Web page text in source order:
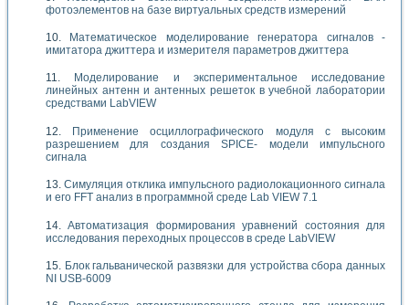
фотоэлементов на базе виртуальных средств измерений
Математическое моделирование генератора сигналов -
имитатора джиттера и измерителя параметров джиттера
Моделирование и экспериментальное исследование
линейных антенн и антенных решеток в учебной лаборатории
средствами LabVIEW
Применение осциллографического модуля с высоким
разрешением для создания SPICE- модели импульсного
сигнала
Симуляция отклика импульсного радиолокационного сигнала
и его FFT анализ в программной среде Lab VIEW 7.1
Автоматизация формирования уравнений состояния для
исследования переходных процессов в среде LabVIEW
Блок гальванической развязки для устройства сбора данных
NI USB-6009